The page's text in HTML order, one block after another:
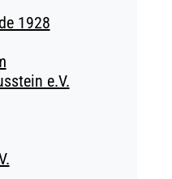
1928
e.V.